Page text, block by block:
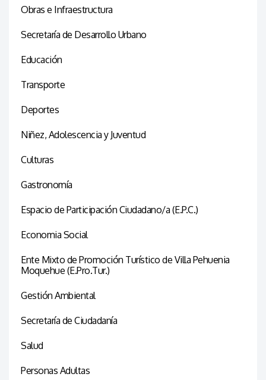
Obras e Infraestructura
Secretaría de Desarrollo Urbano
Educación
Transporte
Deportes
Niñez, Adolescencia y Juventud
Culturas
Gastronomía
Espacio de Participación Ciudadano/a (E.P.C.)
Economia Social
Ente Mixto de Promoción Turístico de Villa Pehuenia
Moquehue (E.Pro.Tur.)
Gestión Ambiental
Secretaría de Ciudadanía
Salud
Personas Adultas